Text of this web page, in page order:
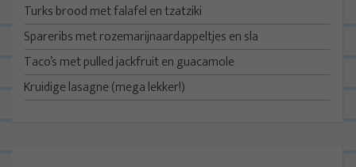
Turks brood met falafel en tzatziki
Spareribs met rozemarijnaardappeltjes en sla
Taco’s met pulled jackfruit en guacamole
Kruidige lasagne (mega lekker!)